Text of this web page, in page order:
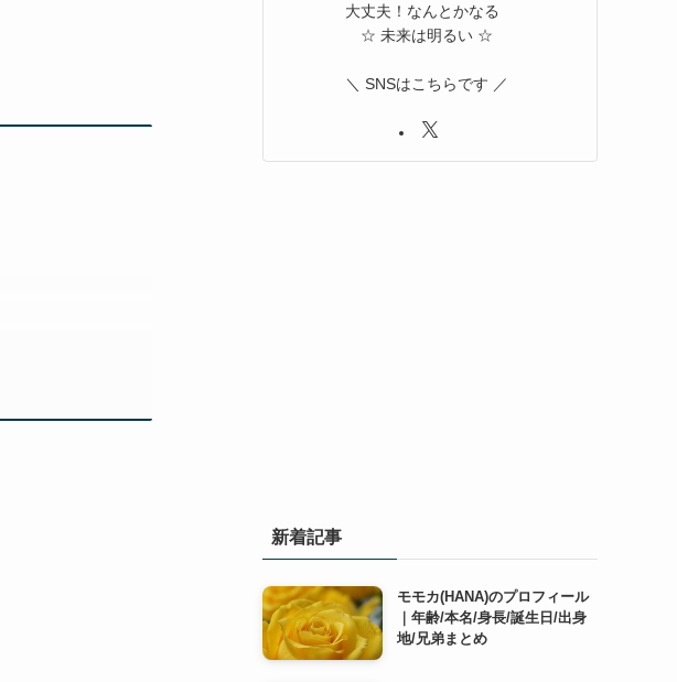
大丈夫！なんとかなる
☆ 未来は明るい ☆
＼ SNSはこちらです ／
新着記事
モモカ(HANA)のプロフィール
｜年齢/本名/身長/誕生日/出身
地/兄弟まとめ